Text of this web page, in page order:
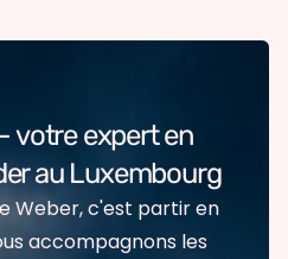
votre expert en
au Luxembourg
Weber, c'est partir en
accompagnons les